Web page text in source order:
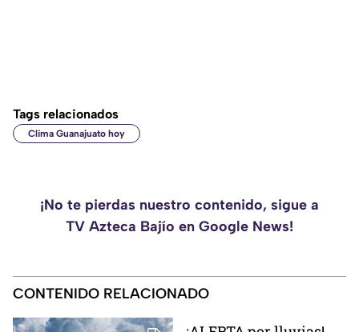
Tags relacionados
Clima Guanajuato hoy
¡No te pierdas nuestro contenido, sigue a
TV Azteca Bajío en Google News!
CONTENIDO RELACIONADO